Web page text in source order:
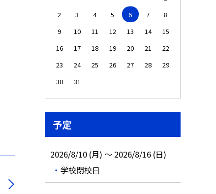
2
3 4 5 6 7
8
9
10 11 12 13 14
15
16
17 18 19 20 21
22
23
24 25 26 27 28
29
30
31
予定
2026/8/10 (月) ～ 2026/8/16 (日)
学校閉校日